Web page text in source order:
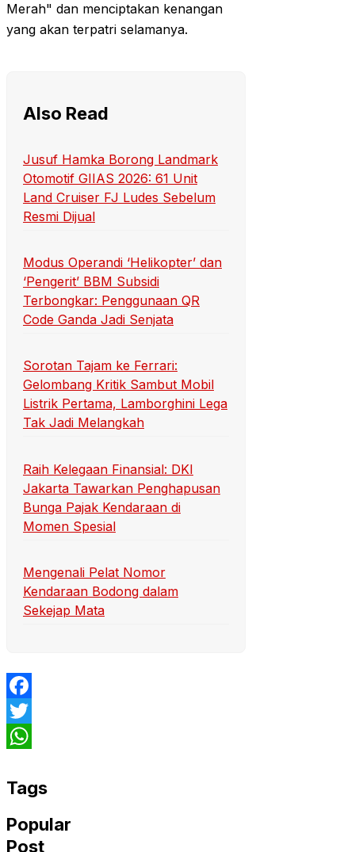
Merah" dan menciptakan kenangan
yang akan terpatri selamanya.
Also Read
Jusuf Hamka Borong Landmark
Otomotif GIIAS 2026: 61 Unit
Land Cruiser FJ Ludes Sebelum
Resmi Dijual
Modus Operandi ‘Helikopter’ dan
‘Pengerit’ BBM Subsidi
Terbongkar: Penggunaan QR
Code Ganda Jadi Senjata
Sorotan Tajam ke Ferrari:
Gelombang Kritik Sambut Mobil
Listrik Pertama, Lamborghini Lega
Tak Jadi Melangkah
Raih Kelegaan Finansial: DKI
Jakarta Tawarkan Penghapusan
Bunga Pajak Kendaraan di
Momen Spesial
Mengenali Pelat Nomor
Kendaraan Bodong dalam
Sekejap Mata
Facebook
Twitter
Tags
Popular
Post